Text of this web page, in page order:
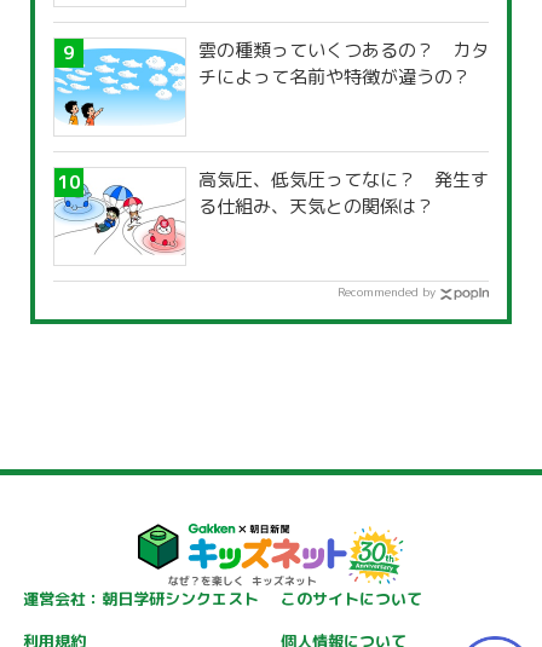
雲の種類っていくつあるの？ カタ
チによって名前や特徴が違うの？
高気圧、低気圧ってなに？ 発生す
る仕組み、天気との関係は？
Recommended by
運営会社：朝日学研シンクエスト
このサイトについて
利用規約
個人情報について